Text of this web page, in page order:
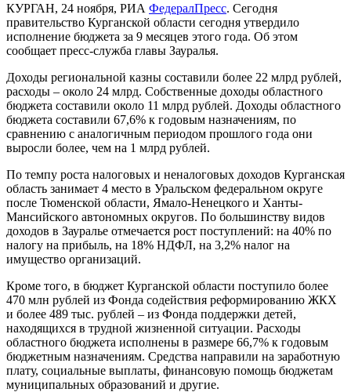
КУРГАН, 24 ноября, РИА ФедералПресс. Сегодня
правительство Курганской области сегодня утвердило
исполнение бюджета за 9 месяцев этого года. Об этом
сообщает пресс-служба главы Зауралья.
Доходы региональной казны составили более 22 млрд рублей,
расходы – около 24 млрд. Собственные доходы областного
бюджета составили около 11 млрд рублей. Доходы областного
бюджета составили 67,6% к годовым назначениям, по
сравнению с аналогичным периодом прошлого года они
выросли более, чем на 1 млрд рублей.
По темпу роста налоговых и неналоговых доходов Курганская
область занимает 4 место в Уральском федеральном округе
после Тюменской области, Ямало-Ненецкого и Ханты-
Мансийского автономных округов. По большинству видов
доходов в Зауралье отмечается рост поступлений: на 40% по
налогу на прибыль, на 18% НДФЛ, на 3,2% налог на
имущество организаций.
Кроме того, в бюджет Курганской области поступило более
470 млн рублей из Фонда содействия реформированию ЖКХ
и более 489 тыс. рублей – из Фонда поддержки детей,
находящихся в трудной жизненной ситуации. Расходы
областного бюджета исполнены в размере 66,7% к годовым
бюджетным назначениям. Средства направили на заработную
плату, социальные выплаты, финансовую помощь бюджетам
муниципальных образований и другие.